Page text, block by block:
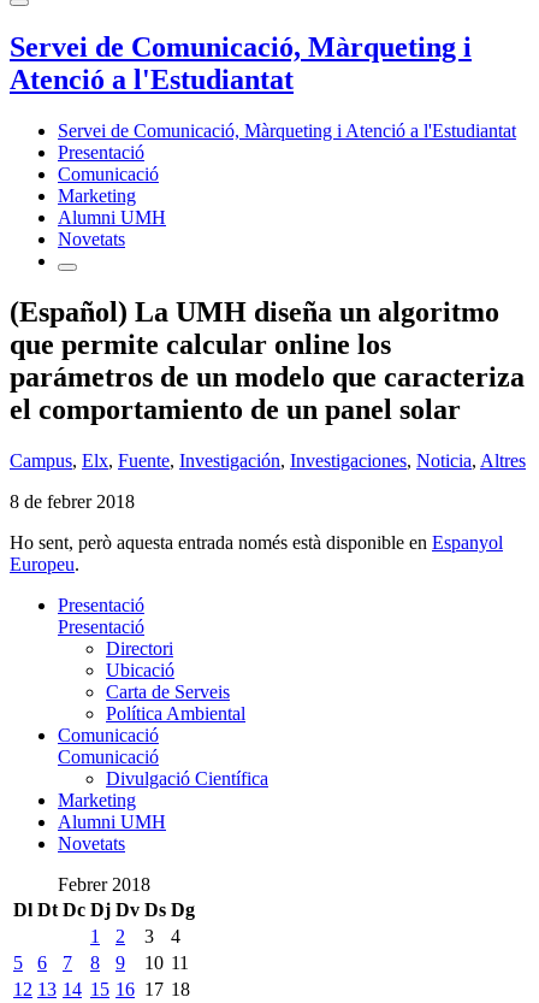
Servei de Comunicació, Màrqueting i
Atenció a l'Estudiantat
Servei de Comunicació, Màrqueting i Atenció a l'Estudiantat
Presentació
Comunicació
Marketing
Alumni UMH
Novetats
(Español) La UMH diseña un algoritmo
que permite calcular online los
parámetros de un modelo que caracteriza
el comportamiento de un panel solar
Campus, Elx, Fuente, Investigación, Investigaciones, Noticia, Altres
8 de febrer 2018
Ho sent, però aquesta entrada només està disponible en Espanyol
Europeu.
Presentació
Presentació
Directori
Ubicació
Carta de Serveis
Política Ambiental
Comunicació
Comunicació
Divulgació Científica
Marketing
Alumni UMH
Novetats
Febrer 2018
Dl Dt Dc Dj Dv Ds Dg
1
2 3
4
5
6 7 8 9 10 11
12 13 14 15 16 17 18